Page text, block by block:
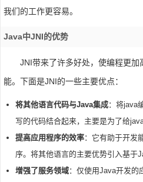
我们的工作更容易。
Java中JNI的优势
JNI带来了许多好处，使编程更
能。下面是JNI的一些主要优点：
将其他语言代码与Java集成：将java
写的代码结合起来，主要是为了给
提高应用程序的效率：它有助于开发
序。将其他语言的主要优势引入基于
增强了服务领域：仅使用Java开发的